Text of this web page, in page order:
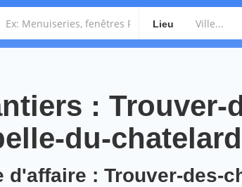
Lieu
: Trouver-
du-chatelard
: Trouver-des-